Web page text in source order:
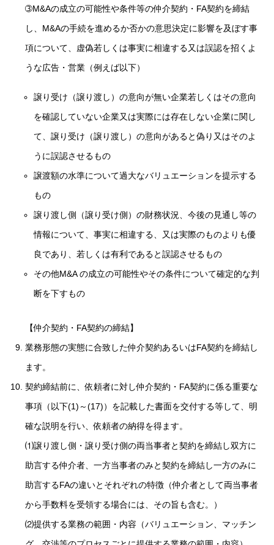
➂M&Aの成立の可能性や条件等の仲介契約・FA契約を締結
し、M&Aの手続を進めるか否かの意思決定に影響を及ぼす事
項について、虚偽若しくは事実に相違する又は誤認を招くよ
うな広告・営業（例えば以下）
譲り受け（譲り渡し）の意向が無い企業若しくはその意向
を確認していない企業又は実際には存在しない企業に関し
て、譲り受け（譲り渡し）の意向があると偽り又はそのよ
うに誤認させるもの
譲渡額の水準について過大なバリュエーションを提示する
もの
譲り渡し側（譲り受け側）の財務状況、今後の見通し等の
情報について、事実に相違する、又は実際のものよりも優
良であり、若しくは有利であると誤認させるもの
その他M&A の成立の可能性やその条件について確定的な判
断を下すもの
【仲介契約・FA契約の締結】
業務形態の実態に合致した仲介契約あるいはFA契約を締結し
ます。
契約締結前に、依頼者に対し仲介契約・FA契約に係る重要な
事項（以下(1)～(17)）を記載した書面を交付する等して、明
確な説明を行い、依頼者の納得を得ます。
⑴譲り渡し側・譲り受け側の両当事者と契約を締結し双方に
助言する仲介者、一方当事者のみと契約を締結し一方のみに
助言するFAの違いとそれぞれの特徴（仲介者として両当事者
から手数料を受領する場合には、その旨も含む。）
⑵提供する業務の範囲・内容（バリュエーション、マッチン